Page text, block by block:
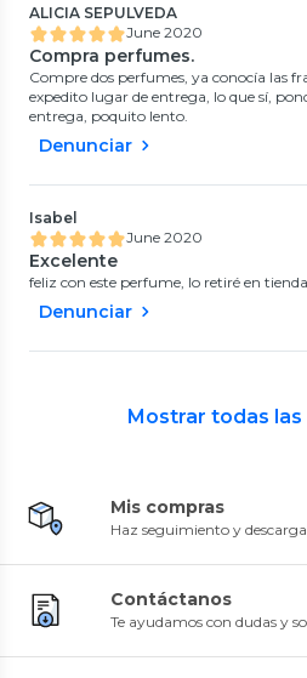
ALICIA SEPULVEDA
June 2020
Compra perfumes.
Compre dos perfumes, ya conocía las
expedito lugar de entrega, lo que sí,
entrega, poquito lento.
Denunciar
Isabel
June 2020
Excelente
feliz con este perfume, lo retiré en
Denunciar
Mostrar todas las
Mis compras
Haz seguimiento y
Contáctanos
Te ayudamos con dudas y